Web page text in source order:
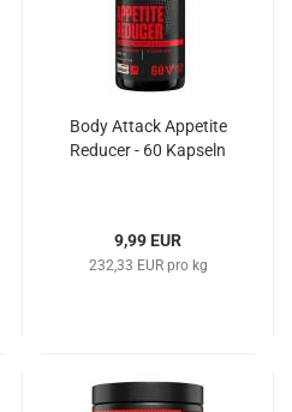
Body Attack Appetite
Reducer - 60 Kapseln
9,99 EUR
232,33 EUR pro kg